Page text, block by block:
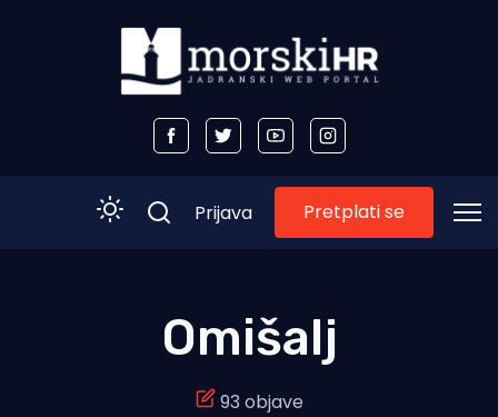
Prijava Pretplati se
Omišalj
93 objave